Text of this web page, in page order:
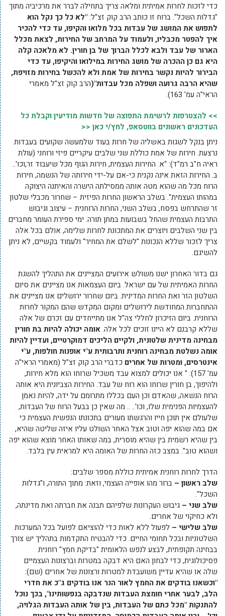
כדי לזכות לחרות אמיתית ומלאה צריך בתחילה לברר את מרכיביה מתוך
"גדלות השכל". ברוח זו כותב הרב קוק זצ"ל:"לא כל כך נקל הוא
לתפוש את המושג של עבדות בכל מלואו והקיפו, עד כדי להכיר
איך להפטר מכבליו, ולעמוד על המרחב של החירות, לצאת מכלל
הארור של עבד ולבא לכלל הברוך של בן חורין. לא מלאכה קלה
היא גם כן ההכרה של מושג החירות במילואו והיקיפו, עד כדי
הבירור להיות נקשר בחירות של אמת ולא להכשל בחירות מזויפת,
שהיא הרבה גרועה ושפלה מכל עבדות"(הרב קוק זצ"ל מאמרי
הראי"ה עמ' 163).
>> להצטרפות לרשימת התפוצה של חדשות מודיעין וקבלת כל
העדכונים ראשונים בווטסאפ, לחץ/י כאן <<
ניתן בנקל לשגות באשליה של חרות בעוד שלמעשה שקועים בעבדות
נרצעת. חירות של אמת כוללת שני שלבים עיקריים פיזי ורוחני (עולת
ראיה ח"ב רמ"ד): "א. החירות העצמית, חירות הגוף מכל שיעבוד זר,וכו'..
ב. החירות הזאת אינה נקנית כי-אם על-ידי חירותה של הנשמה, חירות
הרוח מכל מה שהוא מטה אותה ממסילתה הישרה והאיתנה היצוקה
במהותו העצמית". בשלב הראשון החרות הפיזית – שחרור מכבלי שלטון
זר שהתרחש בפסח, בשלב השני, החרות הרוחנית – עיצוב וגיבוש
התרבות העצמית שהחל בשבועות במתן תורה. ימי ספירת העומר מחברים
בין שני השלבים ויוצרים את המתכונת לחרות שלימה, אולם בכל אלה
צריך לזכור שללא הנכונות "לשלם את המחיר" ולעמוד בקשיים, לא ניתן
להשיגם.
גם בדור האחרון ישנו משולש אירועים המציינים את התהליך להשגת
החרות האמיתית של עם ישראל. ביום העצמאות אנו מציינים את סיום
השלטון הזר ואת החרות המדינית. ביום שחרור ירושלים אנו מציינים את
ההתחברות המחודשת לירושלים ומקום המקדש שהם המקור לחרות
הרוחנית. ביום הזיכרון לחללי צה"ל אנו מתייחדים עם זכרם של אלה
שללא קרבנם לא היינו זוכים לכל אלה.אומה יכולה להיות בת חורין
מבחינה מדינית שלטונית, ולקיים הליכים דמוקרטיים, ועדיין להיות
אומה נשלטת מבחינה רוחנית ותרבותית ע"י אופנות חולפות, ע"י
אינטרסים, ומטרות של אחרים כדברי הרב קוק זצ"ל (מאמרי הראי"ה
עמ' 157): " אנו יכולים למצוא עבד משכיל שרוחו הוא מלא חירות,
ולהיפוך, בן חורין שרוחו הוא רוח של עבד. החירות הצביונית היא אותה
הרוח הנשאה, שהאדם וכן העם בכללו מתרומם על ידה, להיות נאמן
להעצמיות הפנימית שלו, וכו'.. .. מה שאין כן בבעל הרוח של העבדות,
שלעולם אין תוכן חייו והרגשתו מעורים בתכונתו הנפשית העצמית כי
אם במה שהוא יפה וטוב אצל האחר השולט עליו איזה שליטה שהיא,
בין שהיא רשמית בין שהיא מוסרית, במה שאותו האחר מוצא שהוא יפה
ושהוא טוב". במצב כזה החרות של האומה היא למראית עין בלבד.
הדרך לחרות רוחנית אמיתית כוללת מספר שלבים:
שלב ראשון – ברור מהו אופייה העצמי, וזאת: מתוך התורה, ו"גדלות
השכל".
שלב שני – גיבוש העקרונות שלפיהם תבנה את חברתה ואת מדינתה,
ולא כחיקוי של אחרים.
שלב שלישי – לפעול ללא לאות כדי להוציאם לפועל בכל המערכות
השלטוניות ובכל תחומי החיים. כדי להבטיח התקדמות בתהליך יש צורך
בבחינה תקופתית, לבצע לנפש הלאומית "בדיקת חמץ" רוחנית
פסיכולוגית, כדי לבחון האם היא דבקה במטרות וברצונות העצמיים
שלה או שהיא עדיין משועבדת למטרות ורצונות של אחרים (שם):
"וכשאנו בודקים את החמץ לאור הנר אנו בודקים ג"כ את חדרי
הלב, לבער אחרי חומצת העבדות שנדבקה בנפשותינו", בכך נוכל
להתנקות "מכל כתם של העבדות, בין של אותה העבדות הגלויה,